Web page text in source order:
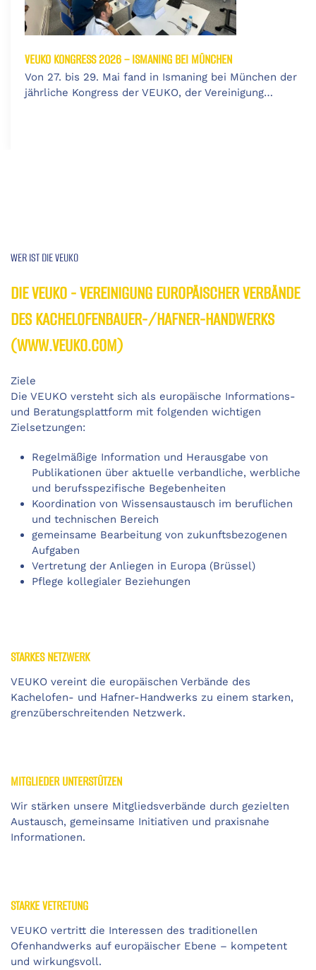
VEUKO KONGRESS 2026 – ISMANING BEI MÜNCHEN
Von 27. bis 29. Mai fand in Ismaning bei München der
jährliche Kongress der VEUKO, der Vereinigung…
WER IST DIE VEUKO
DIE VEUKO - VEREINIGUNG EUROPÄISCHER VERBÄNDE
DES KACHELOFENBAUER-/HAFNER-HANDWERKS
(WWW.VEUKO.COM)
Ziele
Die VEUKO versteht sich als europäische Informations-
und Beratungsplattform mit folgenden wichtigen
Zielsetzungen:
Regelmäßige Information und Herausgabe von
Publikationen über aktuelle verbandliche, werbliche
und berufsspezifische Begebenheiten
Koordination von Wissensaustausch im beruflichen
und technischen Bereich
gemeinsame Bearbeitung von zukunftsbezogenen
Aufgaben
Vertretung der Anliegen in Europa (Brüssel)
Pflege kollegialer Beziehungen
STARKES NETZWERK
VEUKO vereint die europäischen Verbände des
Kachelofen- und Hafner-Handwerks zu einem starken,
grenzüberschreitenden Netzwerk.
MITGLIEDER UNTERSTÜTZEN
Wir stärken unsere Mitgliedsverbände durch gezielten
Austausch, gemeinsame Initiativen und praxisnahe
Informationen.
STARKE VETRETUNG
VEUKO vertritt die Interessen des traditionellen
Ofenhandwerks auf europäischer Ebene – kompetent
und wirkungsvoll.